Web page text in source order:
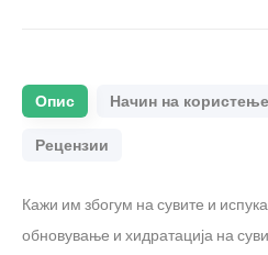
Опис Начин на користење
Рецензии
Кажи им збогум на сувите и
обновување и хидратација на